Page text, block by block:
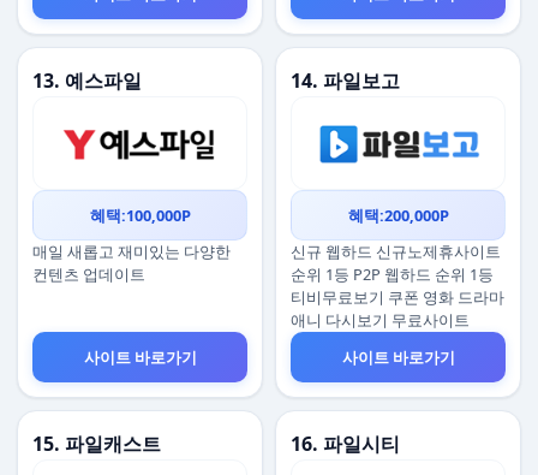
13. 예스파일
혜택:100,000P
매일 새롭고 재미있는 다양한
컨텐츠 업데이트
사이트 바로가기
14. 파일보고
혜택:200,000P
신규 웹하드 신규노제휴사이트
순위 1등 P2P 웹하드 순위 1등
티비무료보기 쿠폰 영화 드라마
애니 다시보기 무료사이트
사이트 바로가기
15. 파일캐스트 16. 파일시티